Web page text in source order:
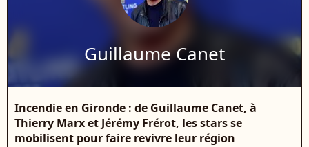
Guillaume Canet
Incendie en Gironde : de Guillaume Canet, à
Thierry Marx et Jérémy Frérot, les stars se
mobilisent pour faire revivre leur région